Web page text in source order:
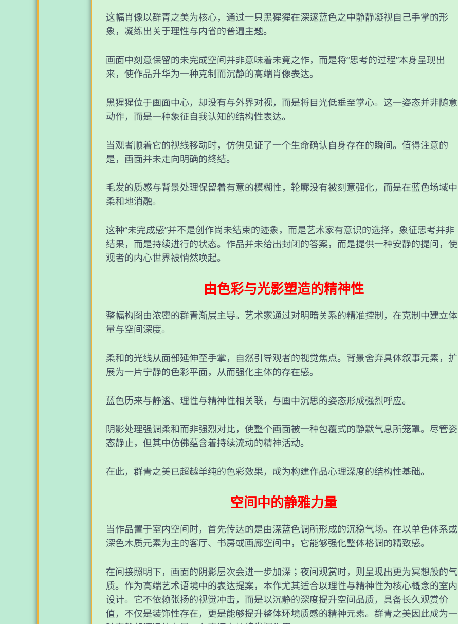
这幅肖像以群青之美为核心，通过一只黑猩猩在深邃蓝色之中静静凝视自己手掌的形
象，凝练出关于理性与内省的普遍主题。
画面中刻意保留的未完成空间并非意味着未竟之作，而是将“思考的过程”本身呈现出
来，使作品升华为一种克制而沉静的高端肖像表达。
黑猩猩位于画面中心，却没有与外界对视，而是将目光低垂至掌心。这一姿态并非随意
动作，而是一种象征自我认知的结构性表达。
当观者顺着它的视线移动时，仿佛见证了一个生命确认自身存在的瞬间。值得注意的
是，画面并未走向明确的终结。
毛发的质感与背景处理保留着有意的模糊性，轮廓没有被刻意强化，而是在蓝色场域中
柔和地消融。
这种“未完成感”并不是创作尚未结束的迹象，而是艺术家有意识的选择，象征思考并非
结果，而是持续进行的状态。作品并未给出封闭的答案，而是提供一种安静的提问，使
观者的内心世界被悄然唤起。
由色彩与光影塑造的精神性
整幅构图由浓密的群青渐层主导。艺术家通过对明暗关系的精准控制，在克制中建立体
量与空间深度。
柔和的光线从面部延伸至手掌，自然引导观者的视觉焦点。背景舍弃具体叙事元素，扩
展为一片宁静的色彩平面，从而强化主体的存在感。
蓝色历来与静谧、理性与精神性相关联，与画中沉思的姿态形成强烈呼应。
阴影处理强调柔和而非强烈对比，使整个画面被一种包覆式的静默气息所笼罩。尽管姿
态静止，但其中仿佛蕴含着持续流动的精神活动。
在此，群青之美已超越单纯的色彩效果，成为构建作品心理深度的结构性基础。
空间中的静雅力量
当作品置于室内空间时，首先传达的是由深蓝色调所形成的沉稳气场。在以单色体系或
深色木质元素为主的客厅、书房或画廊空间中，它能够强化整体格调的精致感。
在间接照明下，画面的阴影层次会进一步加深；夜间观赏时，则呈现出更为冥想般的气
质。作为高端艺术语境中的表达提案，本作尤其适合以理性与精神性为核心概念的室内
设计。它不依赖张扬的视觉冲击，而是以沉静的深度提升空间品质，具备长久观赏价
值，不仅是装饰性存在，更是能够提升整体环境质感的精神元素。群青之美因此成为一